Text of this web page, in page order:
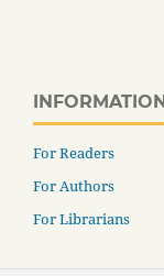
INFORMATION
For Readers
For Authors
For Librarians